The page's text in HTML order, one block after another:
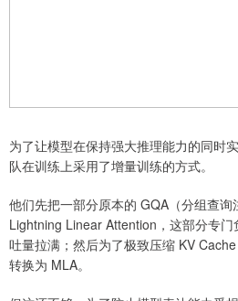
为了让模型在保持强大推理能力的同时
队在训练上采用了增量训练的方式。
他们先把一部分原本的 GQA（分组查询
Lightning Linear Attention，这部分专
吐量拉满；然后为了极致压缩 KV
转换为 MLA。